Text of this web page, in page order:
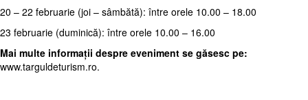
20 – 22 februarie (joi – sâmbătă): între orele 10.00 – 18.00
23 februarie (duminică): între orele 10.00 – 16.00
Mai multe informații despre eveniment se găsesc pe:
www.targuldeturism.ro.